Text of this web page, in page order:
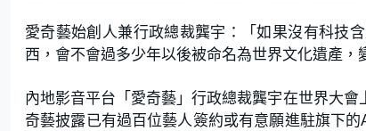
愛奇藝始創人兼行政總裁龔宇：「如果沒有科技
西，會不會過多少年以後被命名為世界文化遺產，
內地影音平台「愛奇藝」行政總裁龔宇在世界大
奇藝披露已有過百位藝人簽約或有意願進駐旗下